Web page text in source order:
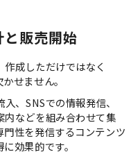
販売開始
成しただけではなく
せません。
、SNSでの情報発信、
内などを組み合わせて集
性を発信するコンテンツ
効果的です。